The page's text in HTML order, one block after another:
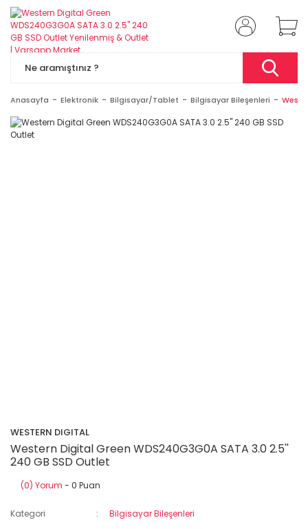
Anasayfa Elektronik Bilgisayar/Tablet Bilgisayar Bileşenleri
WESTERN DIGITAL
Western Digital Green WDS240G3G0A SATA 3.0 2.5''
240 GB SSD Outlet
(0) Yorum - 0 Puan
Kategori Bilgisayar Bileşenleri